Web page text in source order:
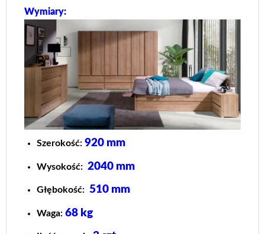
Wymiary:
Szerokość: 920 mm
Wysokość: 2040 mm
Głębokość: 510 mm
Waga: 68 kg